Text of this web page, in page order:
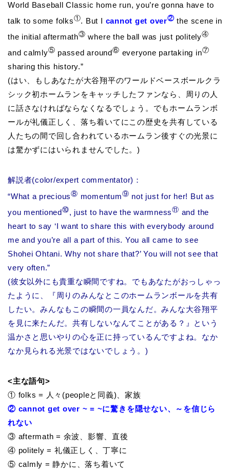
World Baseball Classic home run, you’re gonna have to
talk to some folks①. But I cannot get over② the scene in
the initial aftermath③ where the ball was just politely④
and calmly⑤ passed around⑥ everyone partaking in⑦
sharing this history.”
(はい、もしあなたが大谷翔平のワールドベースボールクラ
シック初ホームランをキャッチしたファンなら、周りの人
に話さなければならなくなるでしょう。でもホームランボ
ールが礼儀正しく、落ち着いてにこの歴史を共有している
人たちの間で回し合われているホームラン後すぐの光景に
は驚かずにはいられませんでした。)
解説者(color/expert commentator)：
“What a precious⑧ momentum⑨ not just for her! But as
you mentioned⑩, just to have the warmness⑪ and the
heart to say ‘I want to share this with everybody around
me and you’re all a part of this. You all came to see
Shohei Ohtani. Why not share that?’ You will not see that
very often.”
(彼女以外にも貴重な瞬間ですね。でもあなたがおっしゃっ
たように、『周りのみんなとこのホームランボールを共有
したい。みんなもこの瞬間の一員なんだ。みんな大谷翔平
を見に来たんだ。共有しないなんてことがある？』という
温かさと思いやりの心を正に持っているんですよね。なか
なか見られる光景ではないでしょう。)
<主な語句>
① folks = 人々(peopleと同義)、家族
② cannot get over ~ = ~に驚きを隠せない、～を信じら
れない
③ aftermath = 余波、影響、直後
④ politely = 礼儀正しく、丁寧に
⑤ calmly = 静かに、落ち着いて